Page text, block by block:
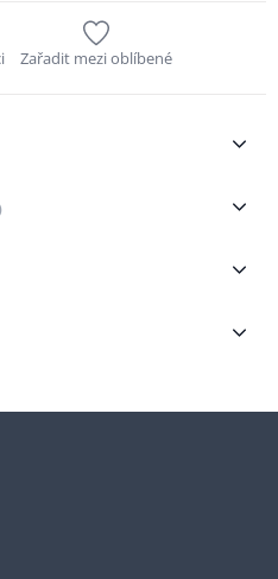
Zařadit mezi oblíbené